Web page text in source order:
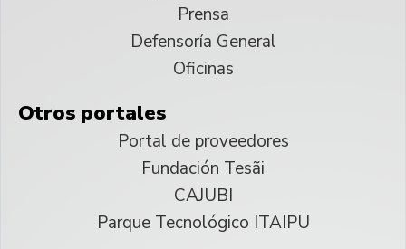
Prensa
Defensoría General
Oficinas
Otros portales
Portal de proveedores
Fundación Tesãi
CAJUBI
Parque Tecnológico ITAIPU